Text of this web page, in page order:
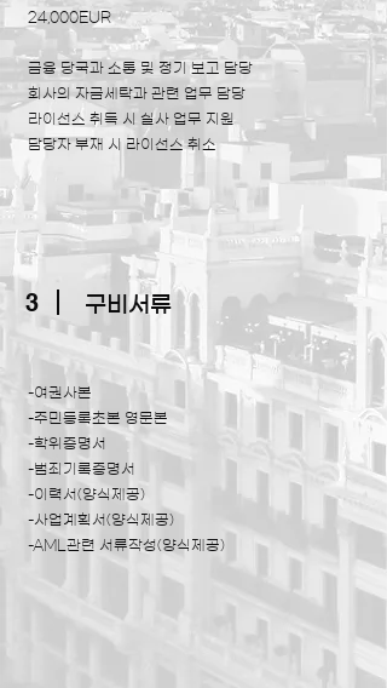
24,000EUR
금융 당국과 소통 및 정기 보고 담당
​회사의 자금세탁과 관련 업무 담당
라이선스 취득 시 실사 업무 지원​
​담당자 부재 시 라이선스 취소
3 구비서류
-여권사본
-주민등록초본 영문본
-학위증명서
-범죄기록증명서​
-이력서(양식제공)
-사업계획서(양식제공)
-AML관련 서류작성​(양식제공)